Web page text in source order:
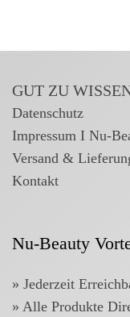
GUT ZU
Datenschutz
Impressum I Nu-
Versand &
Kontakt
Nu-Beauty
» Jederzeit
» Alle Produkte